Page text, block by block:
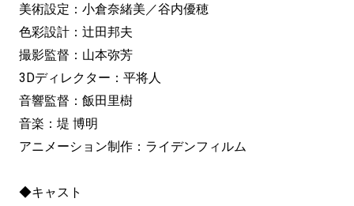
美術設定：小倉奈緒美／谷内優穂
色彩設計：辻田邦夫
撮影監督：山本弥芳
3Dディレクター：平将人
音響監督：飯田里樹
音楽：堤 博明
アニメーション制作：ライデンフィルム
◆キャスト